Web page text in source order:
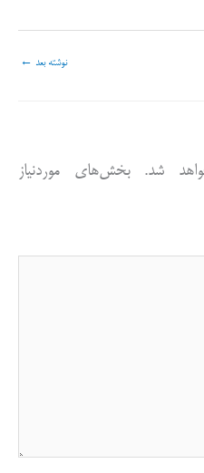
نوشته بعد ←
شد.
بخش‌های موردنیاز